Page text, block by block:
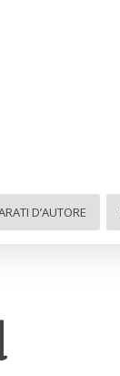
D’AUTORE